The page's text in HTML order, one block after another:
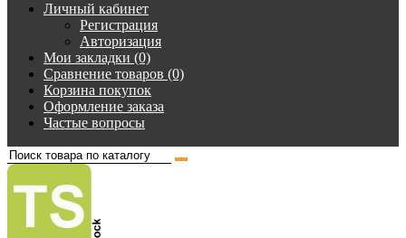
Личный кабинет
Регистрация
Авторизация
Мои закладки (0)
Сравнение товаров (0)
Корзина покупок
Оформление заказа
Частые вопросы